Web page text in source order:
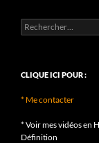
Rechercher :
CLIQUE ICI POUR :
* Me contacter
* Voir mes vidéos en
Définition